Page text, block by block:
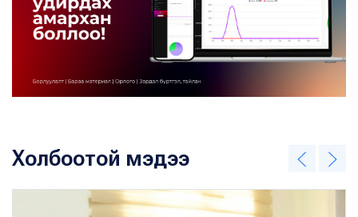
Холбоотой мэдээ